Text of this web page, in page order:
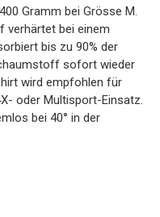
Gramm bei Grösse M.
verhärtet bei einem
bis zu 90% der
sofort wieder
wird empfohlen für
oder Multisport-Einsatz.
bei 40° in der